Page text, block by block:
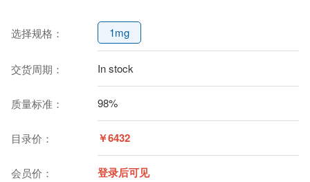
选择规格： 1mg
交货周期： In stock
质量标准： 98%
目录价： ￥6432
会员价： 登录后可见